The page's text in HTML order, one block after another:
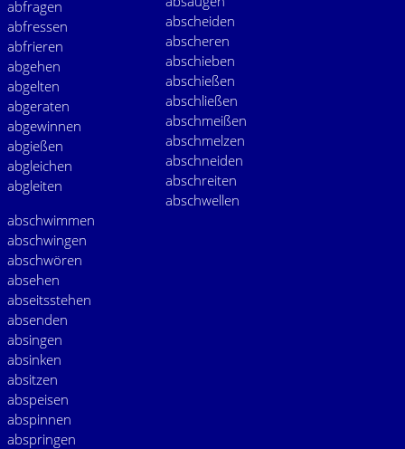
abfragen
abfressen
abfrieren
abgehen
abgelten
abgeraten
abgewinnen
abgießen
abgleichen
abgleiten
abscheiden
abscheren
abschieben
abschießen
abschließen
abschmeißen
abschmelzen
abschneiden
abschreiten
abschwellen
abschwimmen
abschwingen
abschwören
absehen
abseitsstehen
absenden
absingen
absinken
absitzen
abspeisen
abspinnen
abspringen